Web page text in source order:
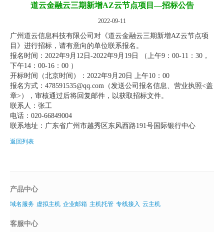
主机托管
域名注册
虚拟主机
企业邮箱
SSL证书
云主机
客服中心
道云金融云三期新增AZ云节点项目—招标公告
2022-09-11
广州道云信息科技有限公司对《道云金融云三期新增AZ云节点项
目》进行招标，请有意向的单位联系报名。
报名时间：2022年9 月 12 日-2022年9 月 19 日 （上午9： 00-11 ： 30 ，
下午14 ： 00-16 ： 00 ）
开标时间（北京时间）：2022年9 月 20 日 上午10 ： 00
报名方式： 478591535@qq.com （发送公司报名信息、营业执照<盖
章> ），审核通过后将回复邮件，以获取招标文件。
联系人：张工
电话：020-66849004
联系地址：广东省广州市越秀区东风西路191号国际银行中心
返回列表
产品中心
域名服务 虚拟主机 企业邮箱 主机托管 专线接入 云主机
客服中心